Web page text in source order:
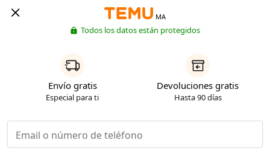
MA
Todos los datos están protegidos
Envío gratis
Especial para ti
Devoluciones gratis
Hasta 90 días